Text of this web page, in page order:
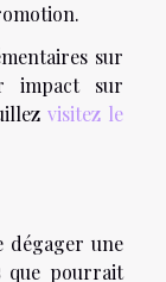
sur
impact sur
visitez le
dégager une
que pourrait